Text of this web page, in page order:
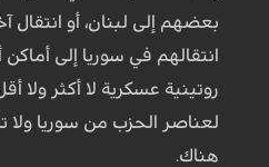
بعضهم إلى لبنان، أو انتقال
انتقالهم في سوريا إلى
روتينية عسكرية لا أكثر ولا
لعناصر الحزب من سوريا ولا
هناك.